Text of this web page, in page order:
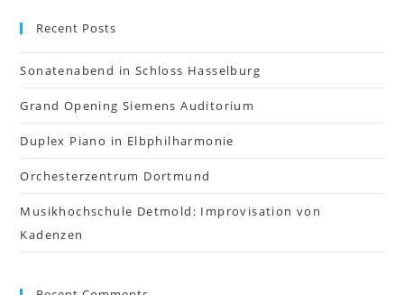
Recent Posts
Sonatenabend in Schloss Hasselburg
Grand Opening Siemens Auditorium
Duplex Piano in Elbphilharmonie
Orchesterzentrum Dortmund
Musikhochschule Detmold: Improvisation von
Kadenzen